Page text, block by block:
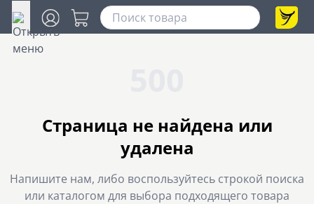
Страница не найдена или
удалена
Напишите нам, либо воспользуйтесь строкой поиска
или каталогом для выбора подходящего товара